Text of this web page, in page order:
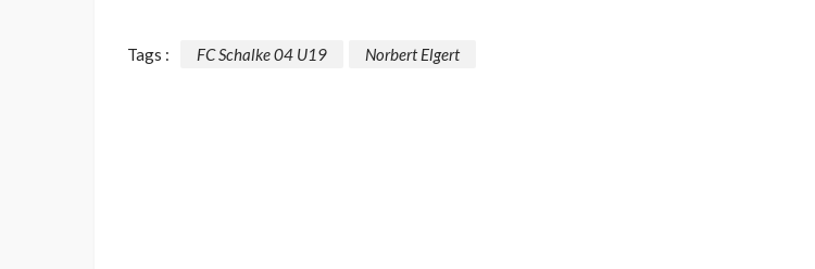
Tags : FC Schalke 04 U19 Norbert Elgert